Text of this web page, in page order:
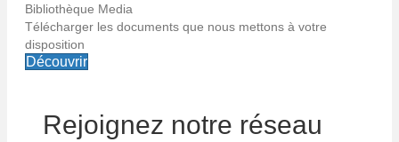
Alerte email
Votre email
Bibliothèque Media
Télécharger les documents que nous mettons à votre
disposition
Découvrir
Rejoignez notre réseau